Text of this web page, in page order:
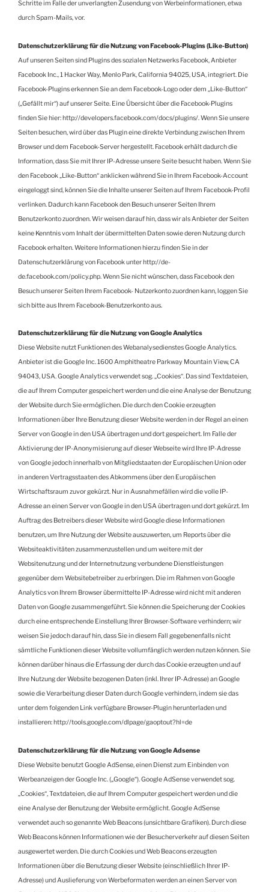
Schritte im Falle der unverlangten Zusendung von Werbeinformationen, etwa
durch Spam-Mails, vor.
Datenschutzerklärung für die Nutzung von Facebook-Plugins (Like-Button)
Auf unseren Seiten sind Plugins des sozialen Netzwerks Facebook, Anbieter
Facebook Inc., 1 Hacker Way, Menlo Park, California 94025, USA, integriert. Die
Facebook-Plugins erkennen Sie an dem Facebook-Logo oder dem „Like-Button“
(„Gefällt mir“) auf unserer Seite. Eine Übersicht über die Facebook-Plugins
finden Sie hier: http://developers.facebook.com/docs/plugins/. Wenn Sie unsere
Seiten besuchen, wird über das Plugin eine direkte Verbindung zwischen Ihrem
Browser und dem Facebook-Server hergestellt. Facebook erhält dadurch die
Information, dass Sie mit Ihrer IP-Adresse unsere Seite besucht haben. Wenn Sie
den Facebook „Like-Button“ anklicken während Sie in Ihrem Facebook-Account
eingeloggt sind, können Sie die Inhalte unserer Seiten auf Ihrem Facebook-Profil
verlinken. Dadurch kann Facebook den Besuch unserer Seiten Ihrem
Benutzerkonto zuordnen. Wir weisen darauf hin, dass wir als Anbieter der Seiten
keine Kenntnis vom Inhalt der übermittelten Daten sowie deren Nutzung durch
Facebook erhalten. Weitere Informationen hierzu finden Sie in der
Datenschutzerklärung von Facebook unter http://de-
de.facebook.com/policy.php. Wenn Sie nicht wünschen, dass Facebook den
Besuch unserer Seiten Ihrem Facebook- Nutzerkonto zuordnen kann, loggen Sie
sich bitte aus Ihrem Facebook-Benutzerkonto aus.
Datenschutzerklärung für die Nutzung von Google Analytics
Diese Website nutzt Funktionen des Webanalysedienstes Google Analytics.
Anbieter ist die Google Inc. 1600 Amphitheatre Parkway Mountain View, CA
94043, USA. Google Analytics verwendet sog. „Cookies“. Das sind Textdateien,
die auf Ihrem Computer gespeichert werden und die eine Analyse der Benutzung
der Website durch Sie ermöglichen. Die durch den Cookie erzeugten
Informationen über Ihre Benutzung dieser Website werden in der Regel an einen
Server von Google in den USA übertragen und dort gespeichert. Im Falle der
Aktivierung der IP-Anonymisierung auf dieser Webseite wird Ihre IP-Adresse
von Google jedoch innerhalb von Mitgliedstaaten der Europäischen Union oder
in anderen Vertragsstaaten des Abkommens über den Europäischen
Wirtschaftsraum zuvor gekürzt. Nur in Ausnahmefällen wird die volle IP-
Adresse an einen Server von Google in den USA übertragen und dort gekürzt. Im
Auftrag des Betreibers dieser Website wird Google diese Informationen
benutzen, um Ihre Nutzung der Website auszuwerten, um Reports über die
Websiteaktivitäten zusammenzustellen und um weitere mit der
Websitenutzung und der Internetnutzung verbundene Dienstleistungen
gegenüber dem Websitebetreiber zu erbringen. Die im Rahmen von Google
Analytics von Ihrem Browser übermittelte IP-Adresse wird nicht mit anderen
Daten von Google zusammengeführt. Sie können die Speicherung der Cookies
durch eine entsprechende Einstellung Ihrer Browser-Software verhindern; wir
weisen Sie jedoch darauf hin, dass Sie in diesem Fall gegebenenfalls nicht
sämtliche Funktionen dieser Website vollumfänglich werden nutzen können. Sie
können darüber hinaus die Erfassung der durch das Cookie erzeugten und auf
Ihre Nutzung der Website bezogenen Daten (inkl. Ihrer IP-Adresse) an Google
sowie die Verarbeitung dieser Daten durch Google verhindern, indem sie das
unter dem folgenden Link verfügbare Browser-Plugin herunterladen und
installieren: http://tools.google.com/dlpage/gaoptout?hl=de
Datenschutzerklärung für die Nutzung von Google Adsense
Diese Website benutzt Google AdSense, einen Dienst zum Einbinden von
Werbeanzeigen der Google Inc. („Google“). Google AdSense verwendet sog.
„Cookies“, Textdateien, die auf Ihrem Computer gespeichert werden und die
eine Analyse der Benutzung der Website ermöglicht. Google AdSense
verwendet auch so genannte Web Beacons (unsichtbare Grafiken). Durch diese
Web Beacons können Informationen wie der Besucherverkehr auf diesen Seiten
ausgewertet werden. Die durch Cookies und Web Beacons erzeugten
Informationen über die Benutzung dieser Website (einschließlich Ihrer IP-
Adresse) und Auslieferung von Werbeformaten werden an einen Server von